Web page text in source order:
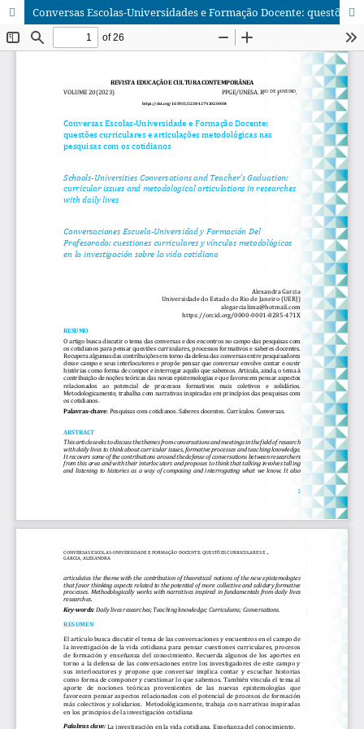
Conversas Escolas-Universidades e Formação Docente: questões curriculares e articulações metodológicas nas pesquisas com os cotidianos